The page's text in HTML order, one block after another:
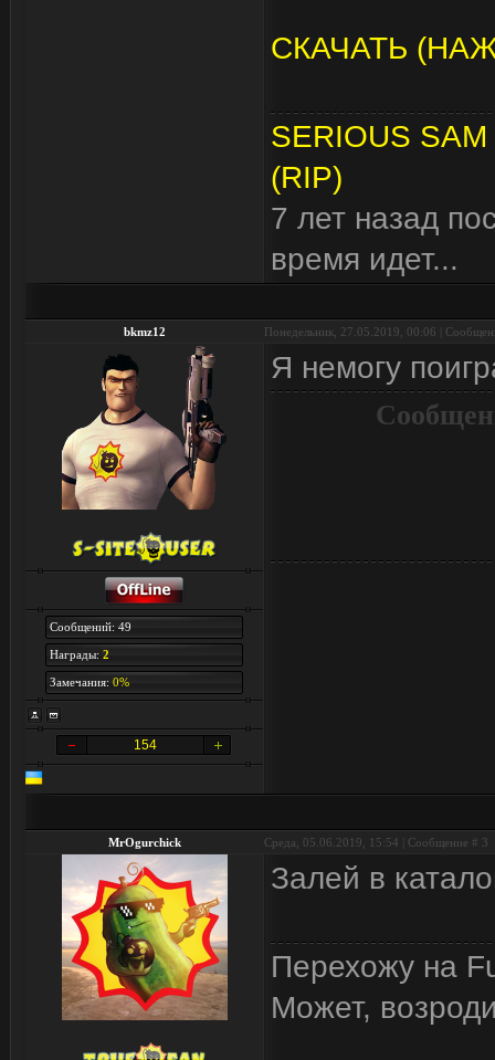
СКАЧАТЬ
SERIOUS
(RIP)
7 лет назад
время идет...
bkmz12 Понедельник, 27.05.2019, 00:06 |
Сообщений: 49
Награды: 2
Замечания: 0%
154
Я немогу
MrOgurchick Среда, 05.06.2019, 15:54 | Сообщение # 3
Залей в
Перехожу на
Может,